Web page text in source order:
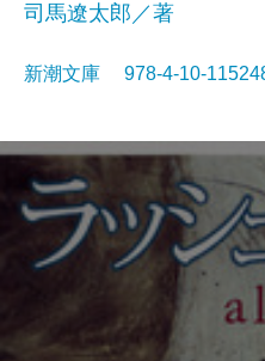
司馬遼太郎／著
新潮文庫 978-4-10-